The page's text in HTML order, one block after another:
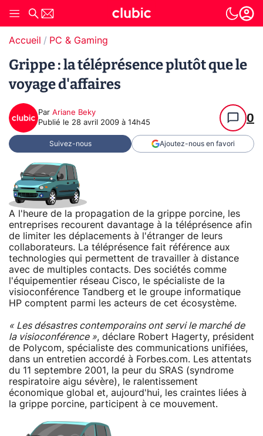
Accueil PC & Gaming
Grippe : la téléprésence plutôt que le
voyage d'affaires
Par Ariane Beky
Publié le 28 avril 2009 à 14h45 0
Suivez-nous Ajoutez-nous en favori
A l'heure de la propagation de la grippe porcine, les
entreprises recourent davantage à la téléprésence afin
de limiter les déplacements à l'étranger de leurs
collaborateurs. La téléprésence fait référence aux
technologies qui permettent de travailler à distance
avec de multiples contacts. Des sociétés comme
l'équipementier réseau Cisco, le spécialiste de la
visioconférence Tandberg et le groupe informatique
HP comptent parmi les acteurs de cet écosystème.
« Les désastres contemporains ont servi le marché de
la visioconférence », déclare Robert Hagerty, président
de Polycom, spécialiste des communications unifiées,
dans un entretien accordé à Forbes.com. Les attentats
du 11 septembre 2001, la peur du SRAS (syndrome
respiratoire aigu sévère), le ralentissement
économique global et, aujourd'hui, les craintes liées à
la grippe porcine, participent à ce mouvement.